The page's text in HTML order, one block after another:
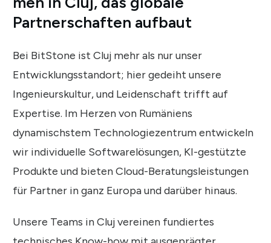
Partnerschaften aufbaut
Bei BitStone ist Cluj mehr als nur unser
Entwicklungsstandort; hier gedeiht unsere
Ingenieurskultur, und Leidenschaft trifft auf
Expertise. Im Herzen von Rumäniens
dynamischstem Technologiezentrum entwickeln
wir individuelle Softwarelösungen, KI-gestützte
Produkte und bieten Cloud-Beratungsleistungen
für Partner in ganz Europa und darüber hinaus.
Unsere Teams in Cluj vereinen fundiertes